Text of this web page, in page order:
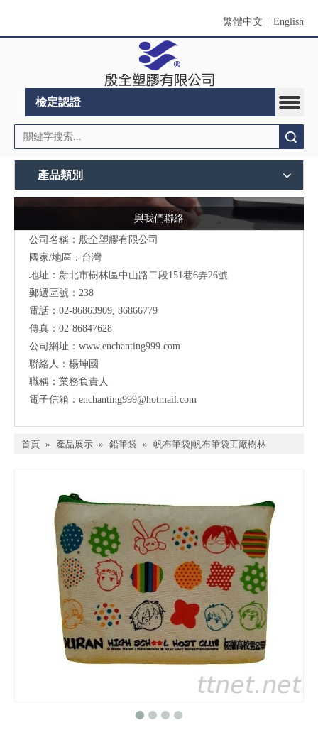
繁體中文 English
檢定認證
產品類別
與我們聯絡
公司名稱：殷全塑膠有限公司
國家/地區：台灣
地址： 新北市樹林區中山路二段151巷6弄26號
郵遞區號：238
電話：02-86863909, 86866779
傳真：02-86847628
公司網址：www.enchanting999.com
聯絡人：楊坤國
職稱：業務負責人
電子信箱：enchanting999@hotmail.com
首頁 » 產品展示 » 鉛筆袋 » 帆布筆袋|帆布筆袋工廠樹林